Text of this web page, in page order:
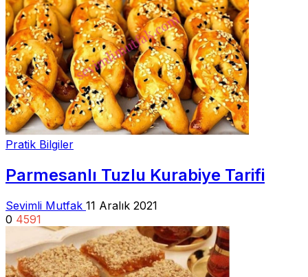
Pratik Bilgiler
Parmesanlı Tuzlu Kurabiye Tarifi
Sevimli Mutfak 11 Aralık 2021
0 4591